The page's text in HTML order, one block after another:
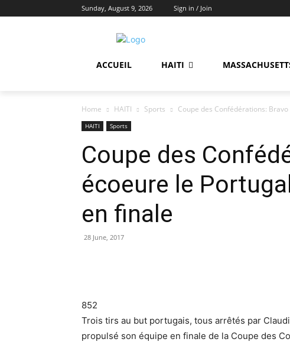
Sunday, August 9, 2026 Sign in / Join
ACCUEIL HAITI
Home HAITI Sports Coupe des Confédérations:
HAITI Sports
Coupe des
écoeure le
en finale
28 June, 2017
852
Trois tirs au but portugais, tous arrêtés par
propulsé son équipe en finale de la Coupe des